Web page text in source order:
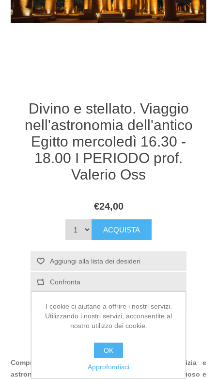
Divino e stellato. Viaggio
nell'astronomia dell'antico
Egitto mercoledì 16.30 -
18.00 I PERIODO prof.
Valerio Oss
€24,00
ACQUISTA
Aggiungi alla lista dei desideri
Confronta
Invia ad un amico
Comprendere il profondo legame tra civiltà egizia e
astronomia, riconoscendone il valore culturale, religioso e
I cookie ci aiutano a offrire i nostri servizi.
Utilizzando i nostri servizi, acconsentite al
nostro utilizzo dei cookie.
OK
Approfondisci